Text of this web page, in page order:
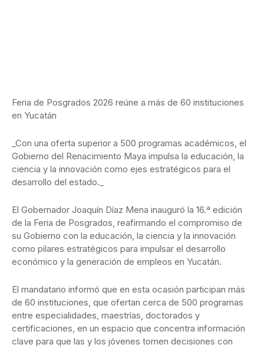
Feria de Posgrados 2026 reúne a más de 60 instituciones
en Yucatán
_Con una oferta superior a 500 programas académicos, el
Gobierno del Renacimiento Maya impulsa la educación, la
ciencia y la innovación como ejes estratégicos para el
desarrollo del estado._
El Gobernador Joaquín Díaz Mena inauguró la 16.ª edición
de la Feria de Posgrados, reafirmando el compromiso de
su Gobierno con la educación, la ciencia y la innovación
como pilares estratégicos para impulsar el desarrollo
económico y la generación de empleos en Yucatán.
El mandatario informó que en esta ocasión participan más
de 60 instituciones, que ofertan cerca de 500 programas
entre especialidades, maestrías, doctorados y
certificaciones, en un espacio que concentra información
clave para que las y los jóvenes tomen decisiones con